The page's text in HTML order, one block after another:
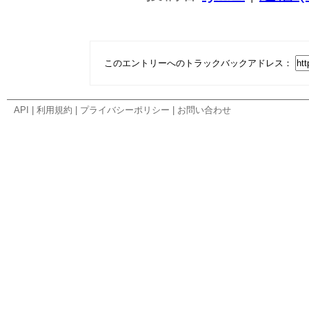
このエントリーへのトラックバックアドレス：
API 利用規約 プライバシーポリシー お問い合わせ